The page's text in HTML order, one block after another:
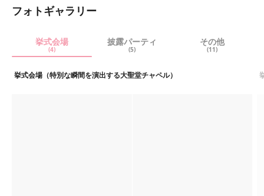
フォトギャラリー
挙式会場
(4)
披露パーティ
(5)
その他
(11)
挙式会場（特別な瞬間を演出する大聖堂チャペル）